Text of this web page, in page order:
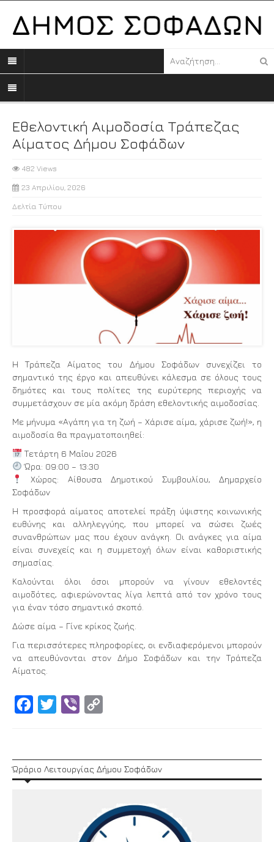
Εθελοντική Αιμοδοσία Τράπεζας
Αίματος Δήμου Σοφάδων
482 Views
23 Απριλίου, 2026
Δελτία Τύπου
Η Τράπεζα Αίματος του Δήμου Σοφάδων συνεχίζει το
σημαντικό της έργο και απευθύνει κάλεσμα σε όλους τους
δημότες και τους πολίτες της ευρύτερης περιοχής να
συμμετάσχουν σε μία ακόμη δράση εθελοντικής αιμοδοσίας.
Με μήνυμα «Αγάπη για τη ζωή – Χάρισε αίμα, χάρισε ζωή!», η
αιμοδοσία θα πραγματοποιηθεί:
Τετάρτη 6 Μαΐου 2026
Ώρα: 09:00 – 13:30
Χώρος: Αίθουσα Δημοτικού Συμβουλίου, Δημαρχείο
Σοφάδων
Η προσφορά αίματος αποτελεί πράξη ύψιστης κοινωνικής
ευθύνης και αλληλεγγύης, που μπορεί να σώσει ζωές
συνανθρώπων μας που έχουν ανάγκη. Οι ανάγκες για αίμα
είναι συνεχείς και η συμμετοχή όλων είναι καθοριστικής
σημασίας.
Καλούνται όλοι όσοι μπορούν να γίνουν εθελοντές
αιμοδότες, αφιερώνοντας λίγα λεπτά από τον χρόνο τους
για έναν τόσο σημαντικό σκοπό.
Δώσε αίμα – Γίνε κρίκος ζωής.
Για περισσότερες πληροφορίες, οι ενδιαφερόμενοι μπορούν
να απευθύνονται στον Δήμο Σοφάδων και την Τράπεζα
Αίματος.
Facebook
Twitter Viber
Ώράριο Λειτουργίας Δήμου Σοφάδων